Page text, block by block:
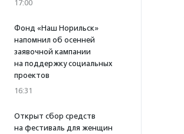
17:00
Фонд «Наш Норильск»
напомнил об осенней
заявочной кампании
на поддержку социальных
проектов
16:31
Открыт сбор средств
на фестиваль для женщин